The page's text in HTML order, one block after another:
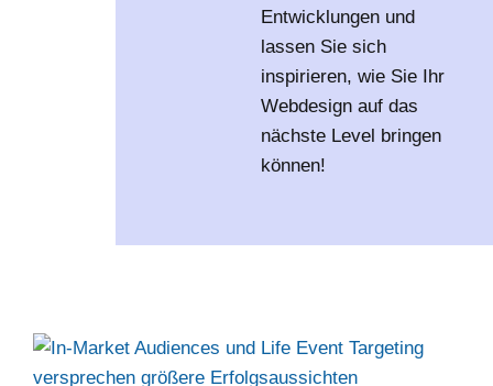
Entwicklungen und
lassen Sie sich
inspirieren, wie Sie Ihr
Webdesign auf das
nächste Level bringen
können!